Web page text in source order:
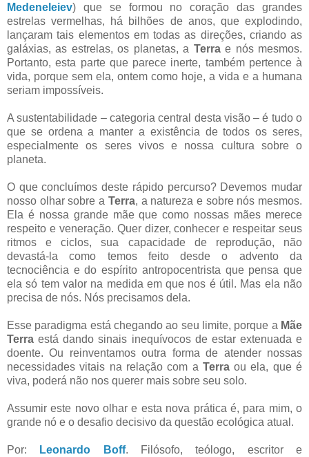
Medeneleiev) que se formou no coração das grandes
estrelas vermelhas, há bilhões de anos, que explodindo,
lançaram tais elementos em todas as direções, criando as
galáxias, as estrelas, os planetas, a Terrae nós mesmos.
Portanto, esta parte que parece inerte, também pertence à
vida, porque sem ela, ontem como hoje, a vida e a humana
seriam impossíveis.
A sustentabilidade – categoria central desta visão – é tudo o
que se ordena a manter a existência de todos os seres,
especialmente os seres vivos e nossa cultura sobre o
planeta.
O que concluímos deste rápido percurso? Devemos mudar
nosso olhar sobre a Terra, a natureza e sobre nós mesmos.
Ela é nossa grande mãe que como nossas mães merece
respeito e veneração. Quer dizer, conhecer e respeitar seus
ritmos e ciclos, sua capacidade de reprodução, não
devastá-la como temos feito desde o advento da
tecnociência e do espírito antropocentrista que pensa que
ela só tem valor na medida em que nos é útil. Mas ela não
precisa de nós. Nós precisamos dela.
Esse paradigma está chegando ao seu limite, porque a Mãe
Terra está dando sinais inequívocos de estar extenuada e
doente. Ou reinventamos outra forma de atender nossas
necessidades vitais na relação com a Terraou ela, que é
viva, poderá não nos querer mais sobre seu solo.
Assumir este novo olhar e esta nova prática é, para mim, o
grande nó e o desafio decisivo da questão ecológica atual.
Por: Leonardo Boff. Filósofo, teólogo, escritor e